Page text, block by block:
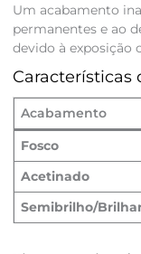
Um acabamento
permanentes e ao
devido à exposição
Características
Acabamento
Fosco
Acetinado
Semibrilho/